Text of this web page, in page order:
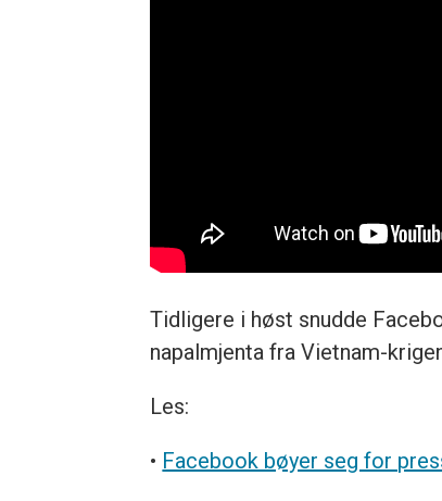
Tidligere i høst snudde
napalmjenta fra Vietnam-
Les:
• Facebook bøyer seg for